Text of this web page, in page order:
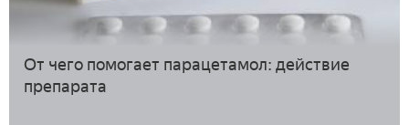
От чего помогает парацетамол: действие
препарата